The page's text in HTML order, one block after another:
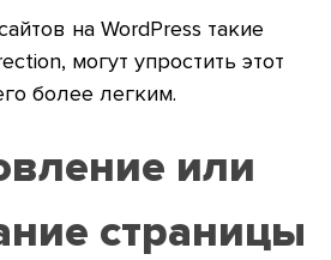
на WordPress такие
могут упростить этот
более легким.
или
страницы